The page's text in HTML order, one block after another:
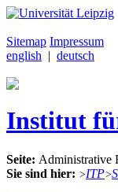
Sitemap Impressum
english | deutsch
Institut
Seite: Administrative
Sie sind hier: >ITP>